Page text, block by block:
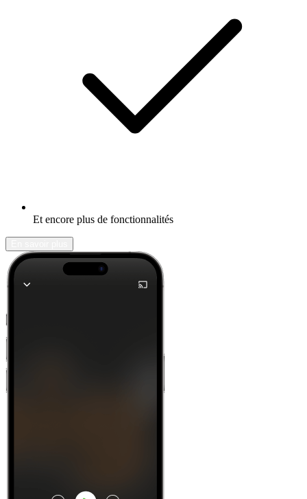
Et encore plus de fonctionnalités